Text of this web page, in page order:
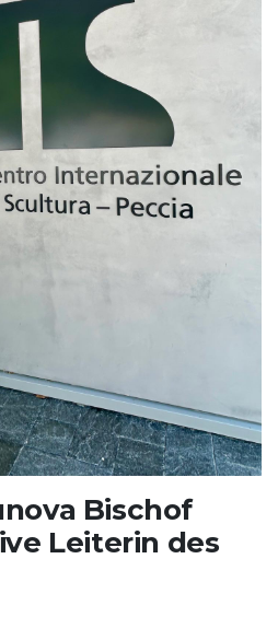
Bischof
Leiterin des